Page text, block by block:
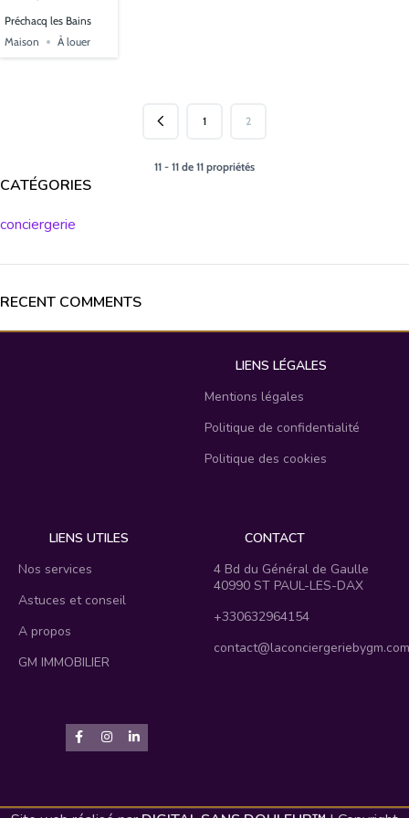
Préchacq les Bains
Maison
À louer
1 2
11 - 11 de 11 propriétés
CATÉGORIES
conciergerie
RECENT COMMENTS
LIENS LÉGALES
Mentions légales
Politique de confidentialité
Politique des cookies
LIENS UTILES
Nos services
Astuces et conseil
A propos
GM IMMOBILIER
CONTACT
4 Bd du Général de Gaulle
40990 ST PAUL-LES-DAX
+330632964154
contact@laconciergeriebygm.com